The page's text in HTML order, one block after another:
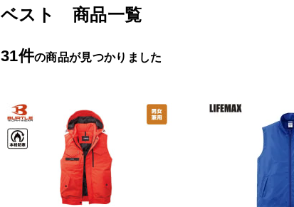
ベスト 商品一覧
31件の商品が見つかりました